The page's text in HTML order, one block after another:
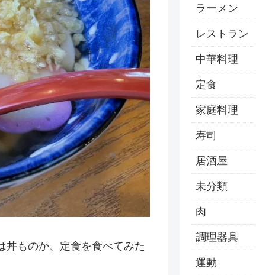
丼ものか、定食を食べてみた
ラーメン
レストラン
中華料理
定食
家庭料理
寿司
居酒屋
未分類
肉
調理器具
運動